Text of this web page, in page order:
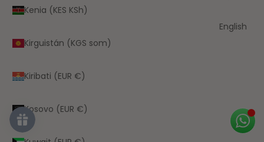
Kenia (KES KSh)
Kirguistán (KGS som)
Kiribati (EUR €)
Kosovo (EUR €)
English